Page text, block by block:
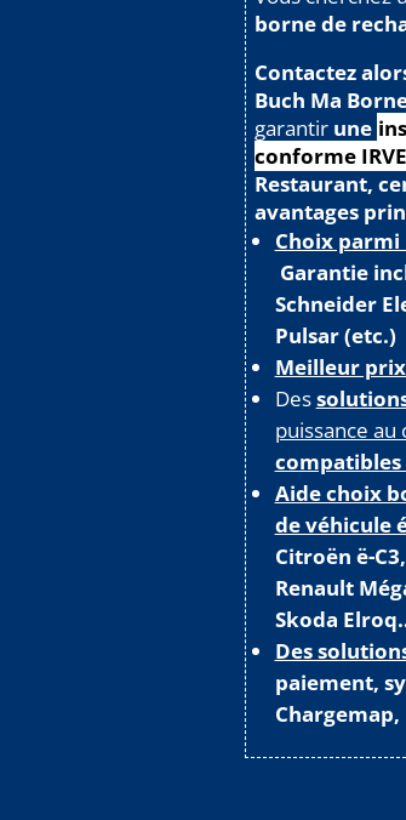
borne de
Contactez
Buch Ma
garantir une
conforme IRVE
Restaurant,
avantages
Choix parmi
Garantie
Schneider
Pulsar (etc.)
Meilleur
Des
puissance au
compatibles
Aide choix
de véhicule
Citroën ë-
Renault
Skoda
Des
paiement,